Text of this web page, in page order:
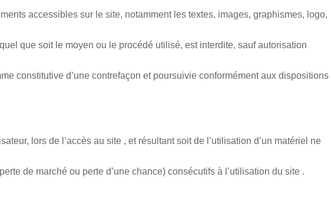
accessibles sur le site, notamment les textes, images, graphismes, logo,
que soit le moyen ou le procédé utilisé, est interdite, sauf autorisation
constitutive d’une contrefaçon et poursuivie conformément aux dispositions
lors de l’accès au site , et résultant soit de l’utilisation d’un matériel ne
de marché ou perte d’une chance) consécutifs à l’utilisation du site .